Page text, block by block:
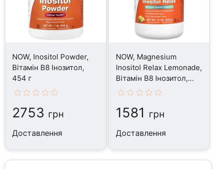
NOW, Inositol Powder,
Вітамін B8 Інозитол,
454 г
2753 грн
Доставлення
NOW, Magnesium
Inositol Relax Lemonade,
Вітамін B8 Інозитол,
454 г
1581 грн
Доставлення